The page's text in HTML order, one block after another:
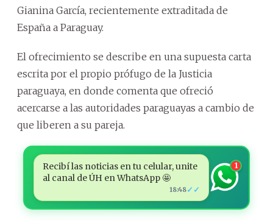
Gianina García, recientemente extraditada de
España a Paraguay.
El ofrecimiento se describe en una supuesta carta
escrita por el propio prófugo de la Justicia
paraguaya, en donde comenta que ofreció
acercarse a las autoridades paraguayas a cambio de
que liberen a su pareja.
Recibí las noticias en tu celular, unite
al canal de ÚH en WhatsApp 🤩
18:48✓✓
1